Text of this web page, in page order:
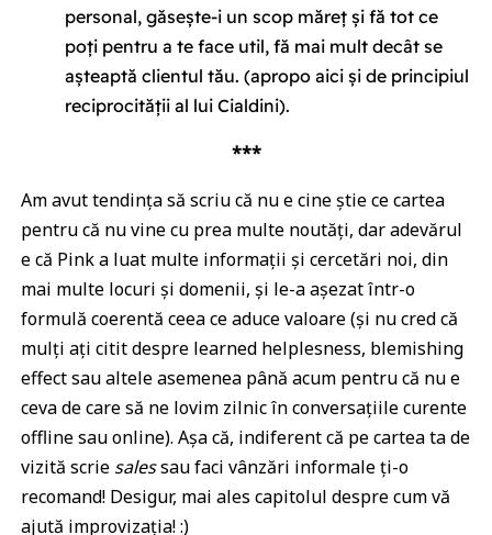
personal, găsește-i un scop măreț și fă tot ce
poți pentru a te face util, fă mai mult decât se
așteaptă clientul tău. (apropo aici și de principiul
reciprocității al lui Cialdini).
***
Am avut tendința să scriu că nu e cine știe ce cartea
pentru că nu vine cu prea multe noutăți, dar adevărul
e că Pink a luat multe informații și cercetări noi, din
mai multe locuri și domenii, și le-a așezat într-o
formulă coerentă ceea ce aduce valoare (și nu cred că
mulți ați citit despre learned helplesness, blemishing
effect sau altele asemenea până acum pentru că nu e
ceva de care să ne lovim zilnic în conversațiile curente
offline sau online). Așa că, indiferent că pe cartea ta de
vizită scrie salessau faci vânzări informale ți-o
recomand! Desigur, mai ales capitolul despre cum vă
ajută improvizația! :)